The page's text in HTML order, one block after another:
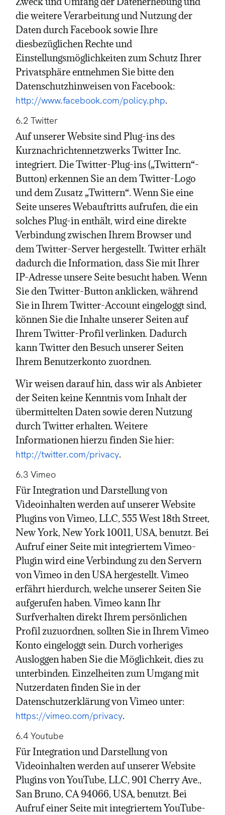
die weitere Verarbeitung und Nutzung der
Daten durch Facebook sowie Ihre
diesbezüglichen Rechte und
Einstellungsmöglichkeiten zum Schutz Ihrer
Privatsphäre entnehmen Sie bitte den
Datenschutzhinweisen von Facebook:
http://www.facebook.com/policy.php.
6.2 Twitter
Auf unserer Website sind Plug-ins des
Kurznachrichtennetzwerks Twitter Inc.
integriert. Die Twitter-Plug-ins („Twittern“-
Button) erkennen Sie an dem Twitter-Logo
und dem Zusatz „Twittern“. Wenn Sie eine
Seite unseres Webauftritts aufrufen, die ein
solches Plug-in enthält, wird eine direkte
Verbindung zwischen Ihrem Browser und
dem Twitter-Server hergestellt. Twitter erhält
dadurch die Information, dass Sie mit Ihrer
IP-Adresse unsere Seite besucht haben. Wenn
Sie den Twitter-Button anklicken, während
Sie in Ihrem Twitter-Account eingeloggt sind,
können Sie die Inhalte unserer Seiten auf
Ihrem Twitter-Profil verlinken. Dadurch
kann Twitter den Besuch unserer Seiten
Ihrem Benutzerkonto zuordnen.
Wir weisen darauf hin, dass wir als Anbieter
der Seiten keine Kenntnis vom Inhalt der
übermittelten Daten sowie deren Nutzung
durch Twitter erhalten. Weitere
Informationen hierzu finden Sie hier:
http://twitter.com/privacy.
6.3 Vimeo
Für Integration und Darstellung von
Videoinhalten werden auf unserer Website
Plugins von Vimeo, LLC, 555 West 18th Street,
New York, New York 10011, USA, benutzt. Bei
Aufruf einer Seite mit integriertem Vimeo-
Plugin wird eine Verbindung zu den Servern
von Vimeo in den USA hergestellt. Vimeo
erfährt hierdurch, welche unserer Seiten Sie
aufgerufen haben. Vimeo kann Ihr
Surfverhalten direkt Ihrem persönlichen
Profil zuzuordnen, sollten Sie in Ihrem Vimeo
Konto eingeloggt sein. Durch vorheriges
Ausloggen haben Sie die Möglichkeit, dies zu
unterbinden. Einzelheiten zum Umgang mit
Nutzerdaten finden Sie in der
Datenschutzerklärung von Vimeo unter:
https://vimeo.com/privacy.
6.4 Youtube
Für Integration und Darstellung von
Videoinhalten werden auf unserer Website
Plugins von YouTube, LLC, 901 Cherry Ave.,
San Bruno, CA 94066, USA, benutzt. Bei
Aufruf einer Seite mit integriertem YouTube-